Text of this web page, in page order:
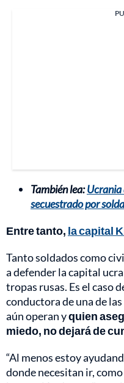
También lea:Ucrania
secuestrado por
Entre tanto, la capital
Tanto soldados como
a defender la capital
tropas rusas. Es el caso
conductora de una de
aún operan yquien
miedo, no dejará de
“Al menos estoy
donde necesitan ir,